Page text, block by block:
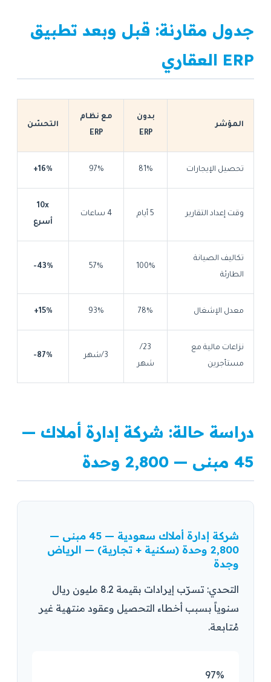
جدول مقارنة: قبل وبعد تطبيق
ERP العقاري
المؤشر
بدون
ERP
مع نظام
ERP
التحسّن
تحصيل الإيجارات 81%
97%
+16%
وقت إعداد التقارير 5 أيام 4 ساعات
10x
أسرع
تكاليف الصيانة
الطارئة
100%
57%
-43%
معدل الإشغال 78%
93%
+15%
نزاعات مالية مع
مستأجرين
23/
شهر
3/شهر -87%
دراسة حالة: شركة إدارة أملاك —
45 مبنى — 2,800 وحدة
شركة إدارة أملاك سعودية — 45 مبنى —
2,800 وحدة (سكنية + تجارية) — الرياض
وجدة
التحدي: تسرّب إيرادات بقيمة 8.2 مليون ريال
سنوياً بسبب أخطاء التحصيل وعقود منتهية غير
مُتابعة.
97%